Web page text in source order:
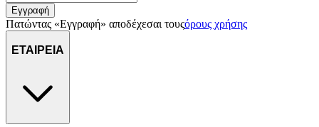
Εγγραφή
Πατώντας «Εγγραφή» αποδέχεσαι τουςόρους χρήσης
ΕΤΑΙΡΕΙΑ